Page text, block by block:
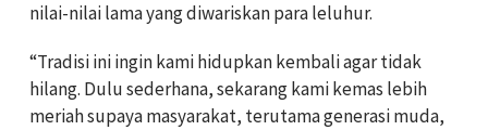
nilai-nilai lama yang diwariskan para leluhur.
“Tradisi ini ingin kami hidupkan kembali agar tidak
hilang. Dulu sederhana, sekarang kami kemas lebih
meriah supaya masyarakat, terutama generasi muda,